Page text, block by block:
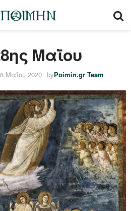
Μαῒου
Μαΐου 2020 byPoimin.gr Team